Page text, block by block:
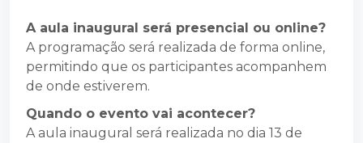
A aula inaugural será presencial ou online?
A programação será realizada de forma online,
permitindo que os participantes acompanhem
de onde estiverem.
Quando o evento vai acontecer?
A aula inaugural será realizada no dia 13 de